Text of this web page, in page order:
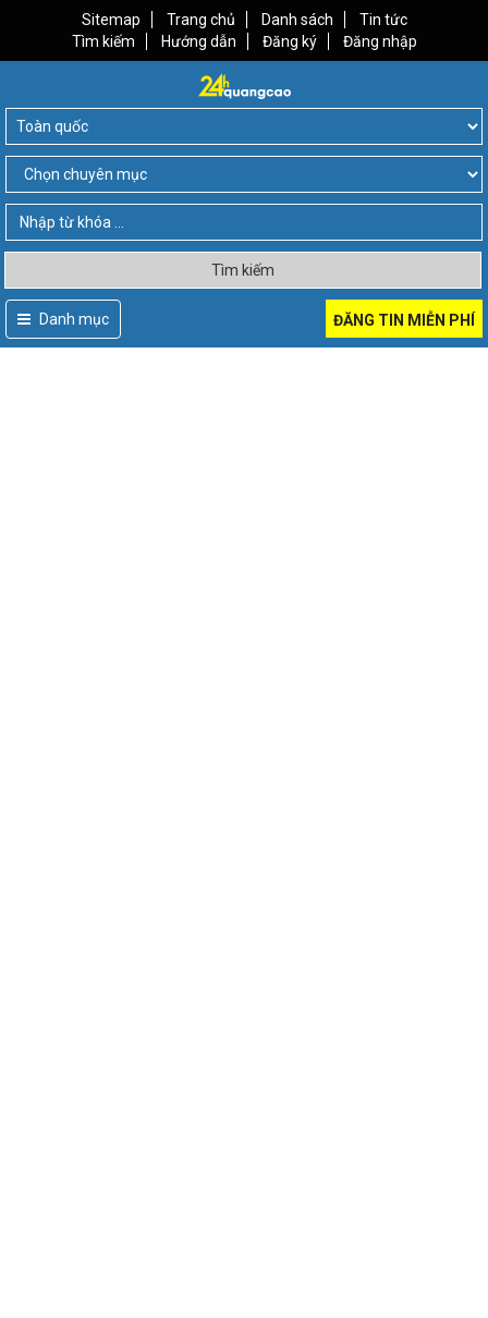
Sitemap Trang chủ Danh sách
Tin tức
Tìm kiếm
Hướng dẫn Đăng ký Đăng nhập
Tìm kiếm
Danh mục ĐĂNG TIN MIỄN PHÍ